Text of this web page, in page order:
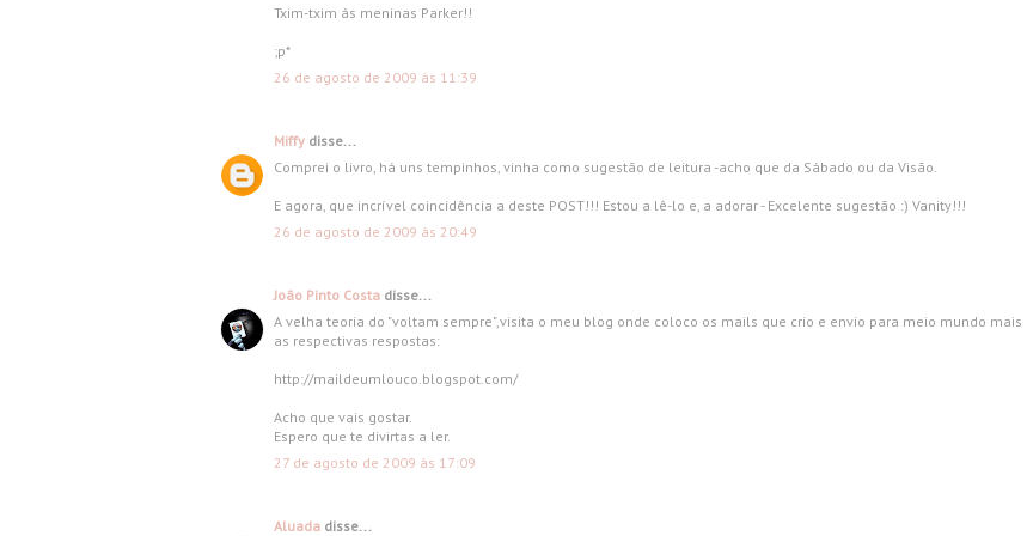
Txim-txim ás meninas Parker!!
;p*
26 de agosto de 2009 às 11:39
Miffy disse...
Comprei o livro, há uns tempinhos, vinha como sugestão de leitura -acho que da Sábado ou da Visão.
E agora, que incrível coincidência a deste POST!!! Estou a lê-lo e, a adorar - Excelente sugestão :) Vanity!!!
26 de agosto de 2009 às 20:49
João Pinto Costa disse...
A velha teoria do "voltam sempre",visita o meu blog onde coloco os mails que crio e envio para meio mundo mais
as respectivas respostas:
http://maildeumlouco.blogspot.com/
Acho que vais gostar.
Espero que te divirtas a ler.
27 de agosto de 2009 às 17:09
Aluada disse...